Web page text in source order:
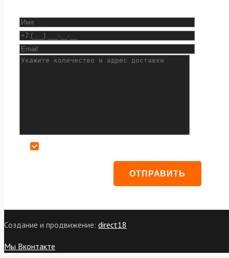
Создание и продвижение: direct18
Мы Вконтакте